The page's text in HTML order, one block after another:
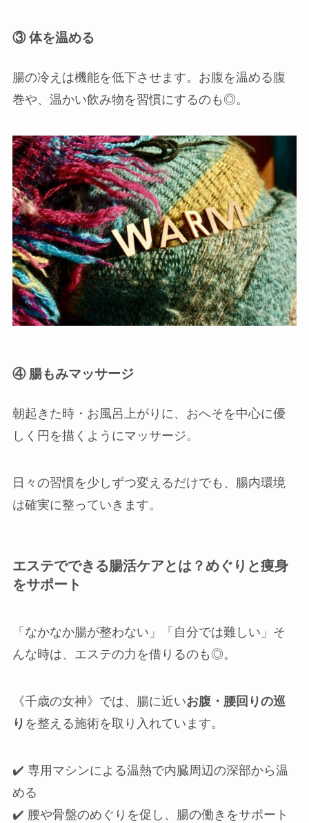
③ 体を温める
腸の冷えは機能を低下させます。お腹を温める腹
巻や、温かい飲み物を習慣にするのも◎。
④ 腸もみマッサージ
朝起きた時・お風呂上がりに、おへそを中心に優
しく円を描くようにマッサージ。
日々の習慣を少しずつ変えるだけでも、腸内環境
は確実に整っていきます。
エステでできる腸活ケアとは？めぐりと痩身
をサポート
「なかなか腸が整わない」「自分では難しい」そ
んな時は、エステの力を借りるのも◎。
《千歳の女神》では、腸に近いお腹・腰回りの巡
り を整える施術を取り入れています。
✔️ 専用マシンによる温熱で内臓周辺の深部から温
める
✔️ 腰や骨盤のめぐりを促し、腸の働きをサポート